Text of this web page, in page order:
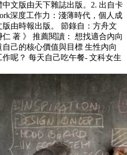
文版由天下雜誌出版。2. 出自卡
深度工作力：淺薄時代，個人成
由時報出版。 節錄自：方舟文
著 》 推薦閱讀： 想找適合內向
己的核心價值與目標 生性內向
呢？ 每天自己吃午餐- 文科女生